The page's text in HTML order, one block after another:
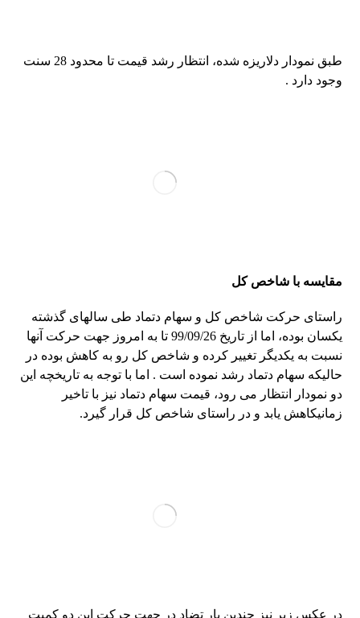
طبق نمودار دلاریزه شده، انتظار رشد قیمت تا محدود 28 سنت
وجود دارد .
مقایسه با شاخص کل
راستای حرکت شاخص کل و سهام دتماد طی سالهای گذشته
یکسان بوده، اما از تاریخ 99/09/26 تا به امروز جهت حرکت آنها
نسبت به یکدیگر تغییر کرده و شاخص کل رو به کاهش بوده در
حالیکه سهام دتماد رشد نموده است . اما با توجه به تاریخچه این
دو نمودار انتظار می رود، قیمت سهام دتماد نیز با تاخیر
زمانیکاهش یابد و در راستای شاخص کل قرار گیرد.
در عکس زیر نیز چندین بار تضاد در جهت حرکت این دو کمیت